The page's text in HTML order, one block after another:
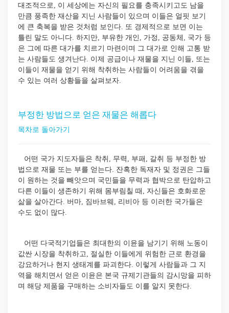
대조적으로, 이 세상에는 자신의 필요를 충족시키고도 남을
만큼 풍족한 재산을 지닌 사람들이 있으며 이들은 얼핏 보기
에 큰 축복을 받은 것처럼 보인다. 또 경제적으로 보면 이는
틀린 말도 아니다. 하지만, 부유한 개인, 가정, 공동체, 국가 등
은 그에 따른 대가를 치르기 마련이며 그 대가로 인해 고통 받
는 사람들도 생겨난다. 이제 공급이나 재물을 지닌 이들, 또는
이들이 재물을 얻기 위해 착취하는 사람들이 어려움을 겪을
수 있는 여러 상황들을 살펴보자.
부정한 방법으로 얻은 재물은 해롭다
목차로 돌아가기
어떤 국가 지도자들은 착취, 무력, 부패, 갈취 등 부정한 방
법으로 재물 또는 부를 얻는다. 잔혹한 독재자 및 정권은 그들
이 원하는 것을 빼앗으며 국민들을 무력과 협박으로 탄압하고
다른 이들이 생존하기 위해 몸부림칠 때, 자신들은 호화로운
삶을 살아간다. 버마, 짐바브웨, 리비아 등 이러한 국가들은
수도 없이 많다.
어떤 다국적기업들은 최대한의 이윤을 남기기 위해 노동이
값싼 시장을 착취하고, 절실한 이들에게 위험한 근로 환경을
강요하거나 현지 생태계를 파괴한다. 이렇게 사람들과 그 지
역을 해치면서 얻은 이윤은 본국 규제기관들의 감시망을 피하
며 해당 제품을 구매하는 소비자들도 이를 알지 못한다.